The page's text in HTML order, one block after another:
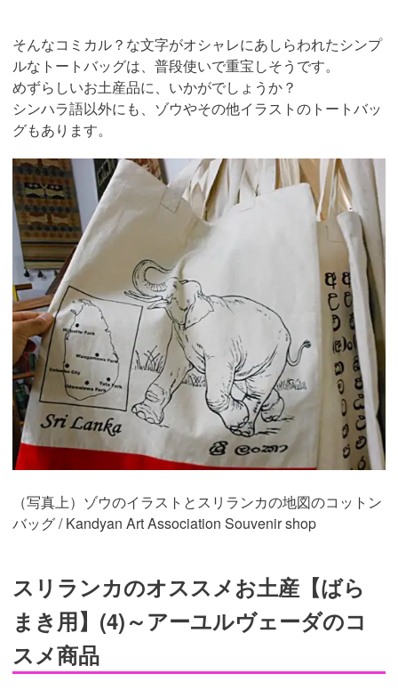
そんなコミカル？な文字がオシャレにあしらわれたシンプ
ルなトートバッグは、普段使いで重宝しそうです。
めずらしいお土産品に、いかがでしょうか？
シンハラ語以外にも、ゾウやその他イラストのトートバッ
グもあります。
（写真上）ゾウのイラストとスリランカの地図のコットン
バッグ / Kandyan Art Association Souvenir shop
スリランカのオススメお土産【ばら
まき用】(4)～アーユルヴェーダのコ
スメ商品